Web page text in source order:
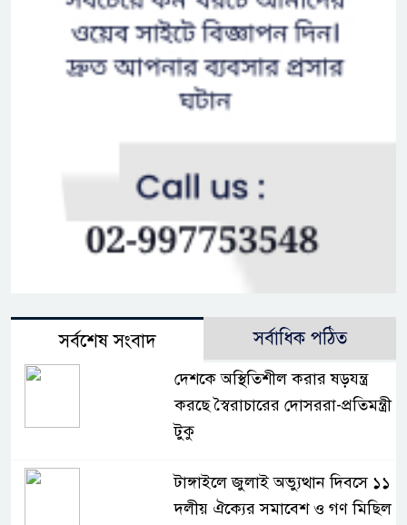
সর্বশেষ সংবাদ সর্বাধিক পঠিত
দেশকে অস্থিতিশীল করার ষড়যন্ত্র
করছে স্বৈরাচারের দোসররা-প্রতিমন্ত্রী
টুকু
টাঙ্গাইলে জুলাই অভ্যুত্থান দিবসে ১১
দলীয় ঐক্যের সমাবেশ ও গণ মিছিল